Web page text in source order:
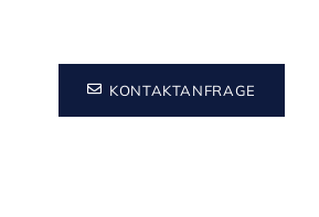
KONTAKTANFRAGE